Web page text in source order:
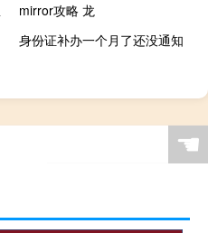
mirror攻略 龙
身份证补办一个月了还没通知
☚